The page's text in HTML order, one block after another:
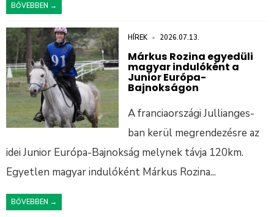
BŐVEBBEN →
HÍREK • 2026.07.13.
Márkus Rozina egyedüli
magyar indulóként a
Junior Európa-
Bajnokságon
A franciaországi Jullianges-
ban kerül megrendezésre az
idei Junior Európa-Bajnokság melynek távja 120km.
Egyetlen magyar indulóként Márkus Rozina...
BŐVEBBEN →